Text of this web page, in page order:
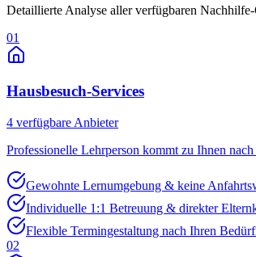
Detaillierte Analyse aller verfügbaren
01
Hausbesuch-Services
4 verfügbare Anbieter
Professionelle Lehrperson kommt zu Ihnen
Gewohnte Lernumgebung & keine
Individuelle 1:1 Betreuung & direkter
Flexible Termingestaltung nach Ihren
02